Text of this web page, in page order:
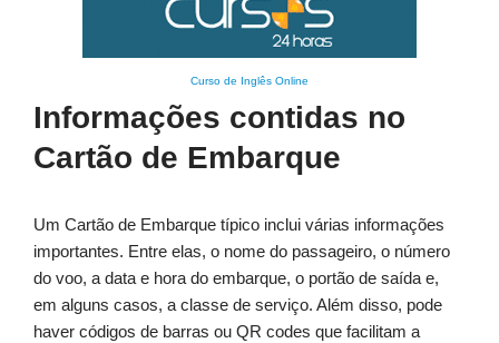
Curso de Inglês Online
Informações contidas no
Cartão de Embarque
Um Cartão de Embarque típico inclui várias informações
importantes. Entre elas, o nome do passageiro, o número
do voo, a data e hora do embarque, o portão de saída e,
em alguns casos, a classe de serviço. Além disso, pode
haver códigos de barras ou QR codes que facilitam a